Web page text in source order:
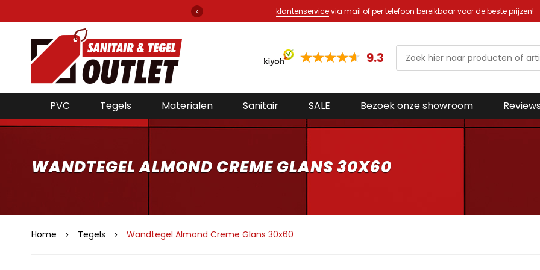
klantenservicevia mail of per telefoon bereikbaar voor de beste prijzen!
9.3
PVC Tegels Materialen Sanitair SALE Bezoek onze showroom Reviews
WANDTEGEL ALMOND CREME GLANS 30X60
Home Tegels Wandtegel Almond Creme Glans 30x60